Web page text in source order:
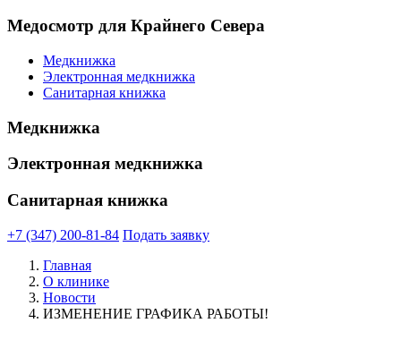
Медосмотр для Крайнего Севера
Медкнижка
Электронная медкнижка
Санитарная книжка
Медкнижка
Электронная медкнижка
Санитарная книжка
+7 (347) 200-81-84 Подать заявку
Главная
О клинике
Новости
ИЗМЕНЕНИЕ ГРАФИКА РАБОТЫ!